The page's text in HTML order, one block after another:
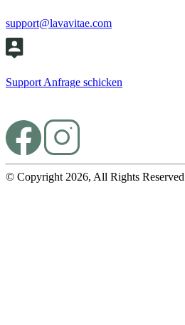
support@lavavitae.com
Support Anfrage schicken
© Copyright 2026, All Rights Reserved